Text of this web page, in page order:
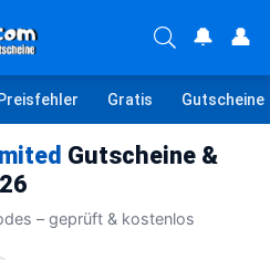
🔔 👤
Gratis Gutscheine
Gutscheine &
– geprüft & kostenlos